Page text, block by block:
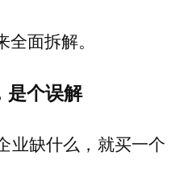
面拆解。
是个误解
业缺什么，就买一个